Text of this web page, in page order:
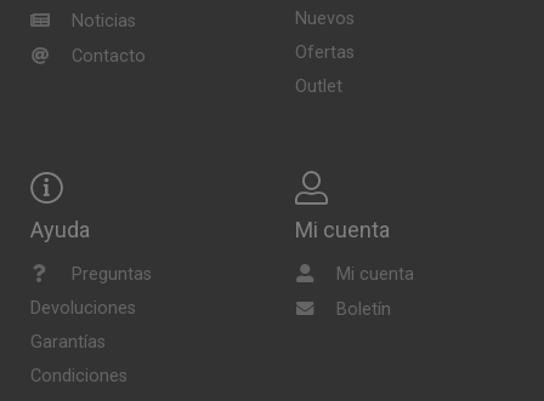
Noticias
Contacto
Nuevos
Ofertas
Outlet
Ayuda
Preguntas
Devoluciones
Garantías
Condiciones
Mi cuenta
Mi cuenta
Boletín